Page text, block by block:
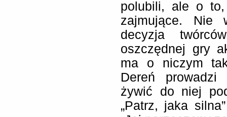
polubili, ale o
zajmujące. Nie
decyzja
oszczędnej gry
ma o niczym
Dereń prowadzi
żywić do niej
„Patrz, jaka